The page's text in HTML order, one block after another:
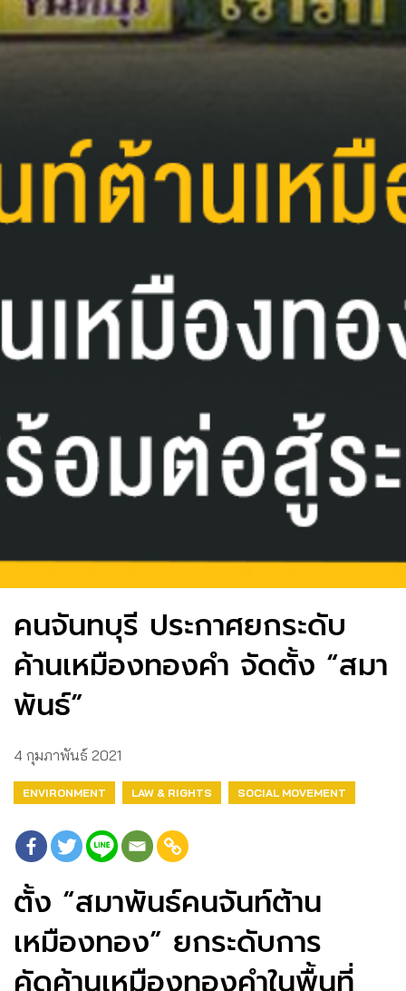
คนจันทบุรี ประกาศยกระดับ
ค้านเหมืองทองคำ จัดตั้ง “สมา
พันธ์”
4 กุมภาพันธ์ 2021
ENVIRONMENT LAW & RIGHTS SOCIAL MOVEMENT
ตั้ง “สมาพันธ์คนจันท์ต้าน
เหมืองทอง” ยกระดับการ